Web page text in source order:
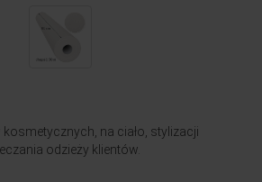
na ciało, stylizacji
odzieży klientów.